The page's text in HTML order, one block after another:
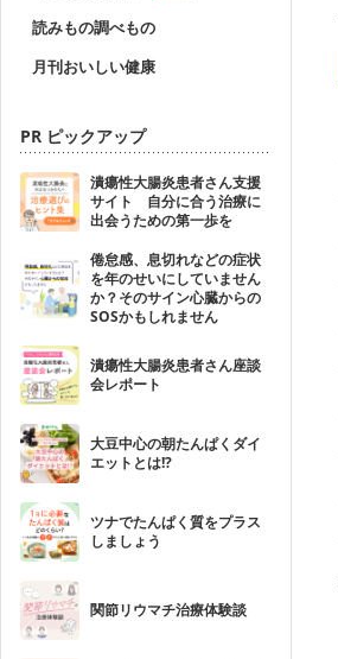
読みもの調べもの
月刊おいしい健康
PR ピックアップ
潰瘍性大腸炎患者さん支援
サイト 自分に合う治療に
出会うための第一歩を
倦怠感、息切れなどの症状
を年のせいにしていません
か？そのサイン心臓からの
SOSかもしれません
潰瘍性大腸炎患者さん座談
会レポート
大豆中心の朝たんぱくダイ
エットとは!?
ツナでたんぱく質をプラス
しましょう
関節リウマチ治療体験談